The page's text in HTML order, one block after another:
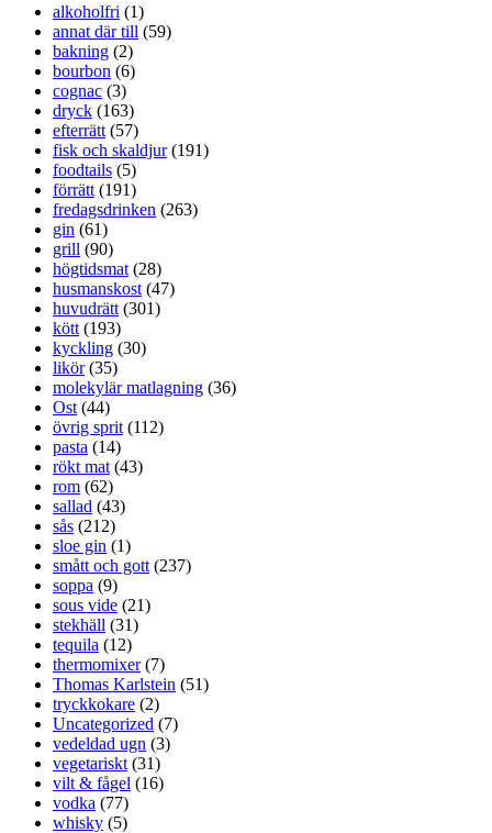
alkoholfri (1)
annat där till (59)
bakning (2)
bourbon (6)
cognac (3)
dryck (163)
efterrätt (57)
fisk och skaldjur(191)
foodtails (5)
förrätt (191)
fredagsdrinken (263)
gin (61)
grill (90)
högtidsmat (28)
husmanskost (47)
huvudrätt (301)
kött (193)
kyckling (30)
likör(35)
molekylär matlagning (36)
Ost (44)
övrig sprit (112)
pasta (14)
rökt mat (43)
rom (62)
sallad (43)
sås (212)
sloe gin (1)
smått och gott (237)
soppa (9)
sous vide (21)
stekhäll (31)
tequila (12)
thermomixer(7)
Thomas Karlstein (51)
tryckkokare (2)
Uncategorized (7)
vedeldad ugn (3)
vegetariskt (31)
vilt & fågel (16)
vodka (77)
whisky (5)